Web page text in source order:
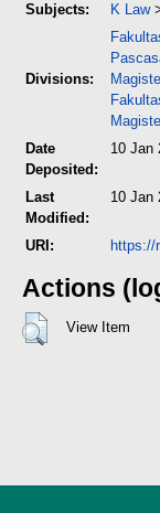
Subjects:
K Law
Divisions:
Date
Deposited:
10 Jan
Last
Modified:
10 Jan
URI: https://
Actions
View Item